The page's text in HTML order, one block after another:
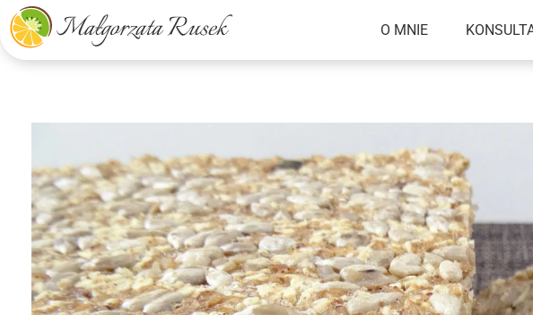
Małgorzata Rusek - dietetyk z pasją
Dietetyka kliniczna & Psychodietetyka
O MNIE